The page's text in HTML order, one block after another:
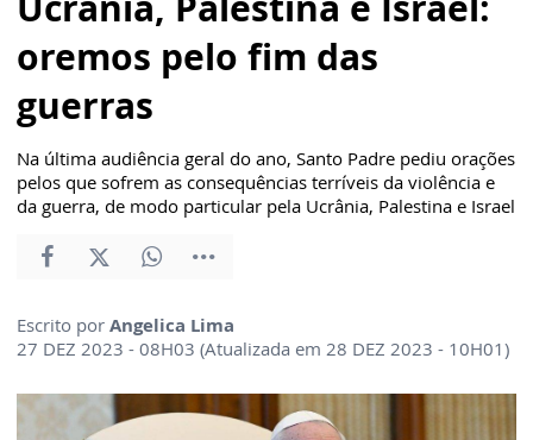
oremos pelo fim das
guerras
Na última audiência geral do ano, Santo Padre pediu orações
pelos que sofrem as consequências terríveis da violência e
da guerra, de modo particular pela Ucrânia, Palestina e Israel
Escrito por Angelica Lima
27 DEZ 2023 - 08H03 (Atualizada em 28 DEZ 2023 - 10H01)